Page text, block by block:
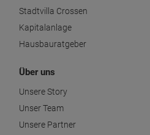
Stadtvilla Crossen
Kapitalanlage
Hausbauratgeber
Über uns
Unsere Story
Unser Team
Unsere Partner